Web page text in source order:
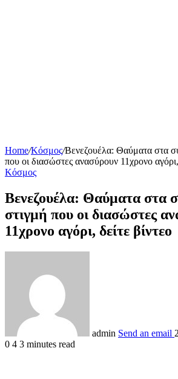
Home/Κόσμος/Βενεζουέλα: Θαύματα στα
που οι διασώστες ανασύρουν 11χρονο αγόρι,
Κόσμος
Βενεζουέλα: Θαύματα στα
στιγμή που οι διασώστες
11χρονο αγόρι, δείτε βίντεο
admin Send an email
0 4 3 minutes read